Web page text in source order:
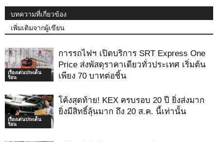
บทความที่เกี่ยวข้อง
เพิ่มเติมจากผู้เขียน
เรื่องเด่นประเด็น
ร้อน
การรถไฟฯ เปิดบริการ SRT Express One
Price ส่งพัสดุราคาเดียวทั่วประเทศ เริ่มต้น
เพียง 70 บาทต่อชิ้น
เรื่องเด่นประเด็น
ร้อน
โค้งสุดท้าย! KEX ครบรอบ 20 ปี ยิ่งส่งมาก
ยิ่งมีสิทธิ์ลุ้นมาก ถึง 20 ส.ค. นี้เท่านั้น